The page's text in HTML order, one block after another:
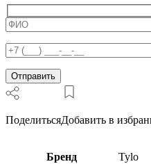
ПоделитьсяДобавить в
Бренд Tylo